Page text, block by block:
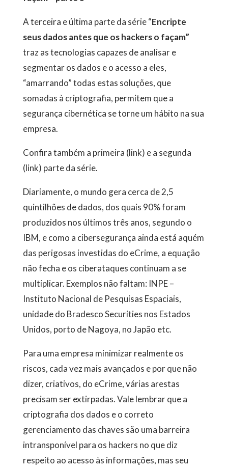
A terceira e última parte da série “Encripte
seus dados antes que os hackers o façam”
traz as tecnologias capazes de analisar e
segmentar os dados e o acesso a eles,
“amarrando” todas estas soluções, que
somadas à criptografia, permitem que a
segurança cibernética se torne um hábito na sua
empresa.
Confira também a primeira (link) e a segunda
(link) parte da série.
Diariamente, o mundo gera cerca de 2,5
quintilhões de dados, dos quais 90% foram
produzidos nos últimos três anos, segundo o
IBM, e como a cibersegurança ainda está aquém
das perigosas investidas do eCrime, a equação
não fecha e os ciberataques continuam a se
multiplicar. Exemplos não faltam: INPE –
Instituto Nacional de Pesquisas Espaciais,
unidade do Bradesco Securities nos Estados
Unidos, porto de Nagoya, no Japão etc.
Para uma empresa minimizar realmente os
riscos, cada vez mais avançados e por que não
dizer, criativos, do eCrime, várias arestas
precisam ser extirpadas. Vale lembrar que a
criptografia dos dados e o correto
gerenciamento das chaves são uma barreira
intransponível para os hackers no que diz
respeito ao acesso às informações, mas seu